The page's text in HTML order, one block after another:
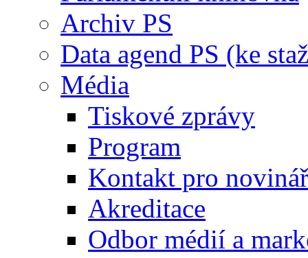
Archiv PS
Data agend PS (ke
Média
Tiskové zprávy
Program
Kontakt pro
Akreditace
Odbor médií a